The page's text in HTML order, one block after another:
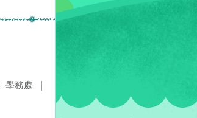
學務處 |